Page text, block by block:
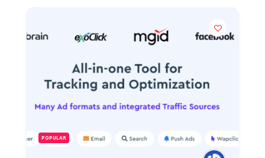
POPULAR